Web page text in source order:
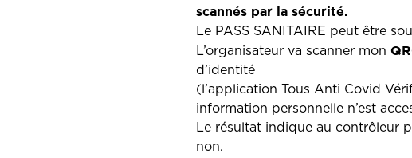
scannés par la sécurité.
Le PASS SANITAIRE peut être
L’organisateur va scanner mon
d’identité
(l’application Tous Anti Covid
information personnelle n’est
Le résultat indique au contrôleur
non.